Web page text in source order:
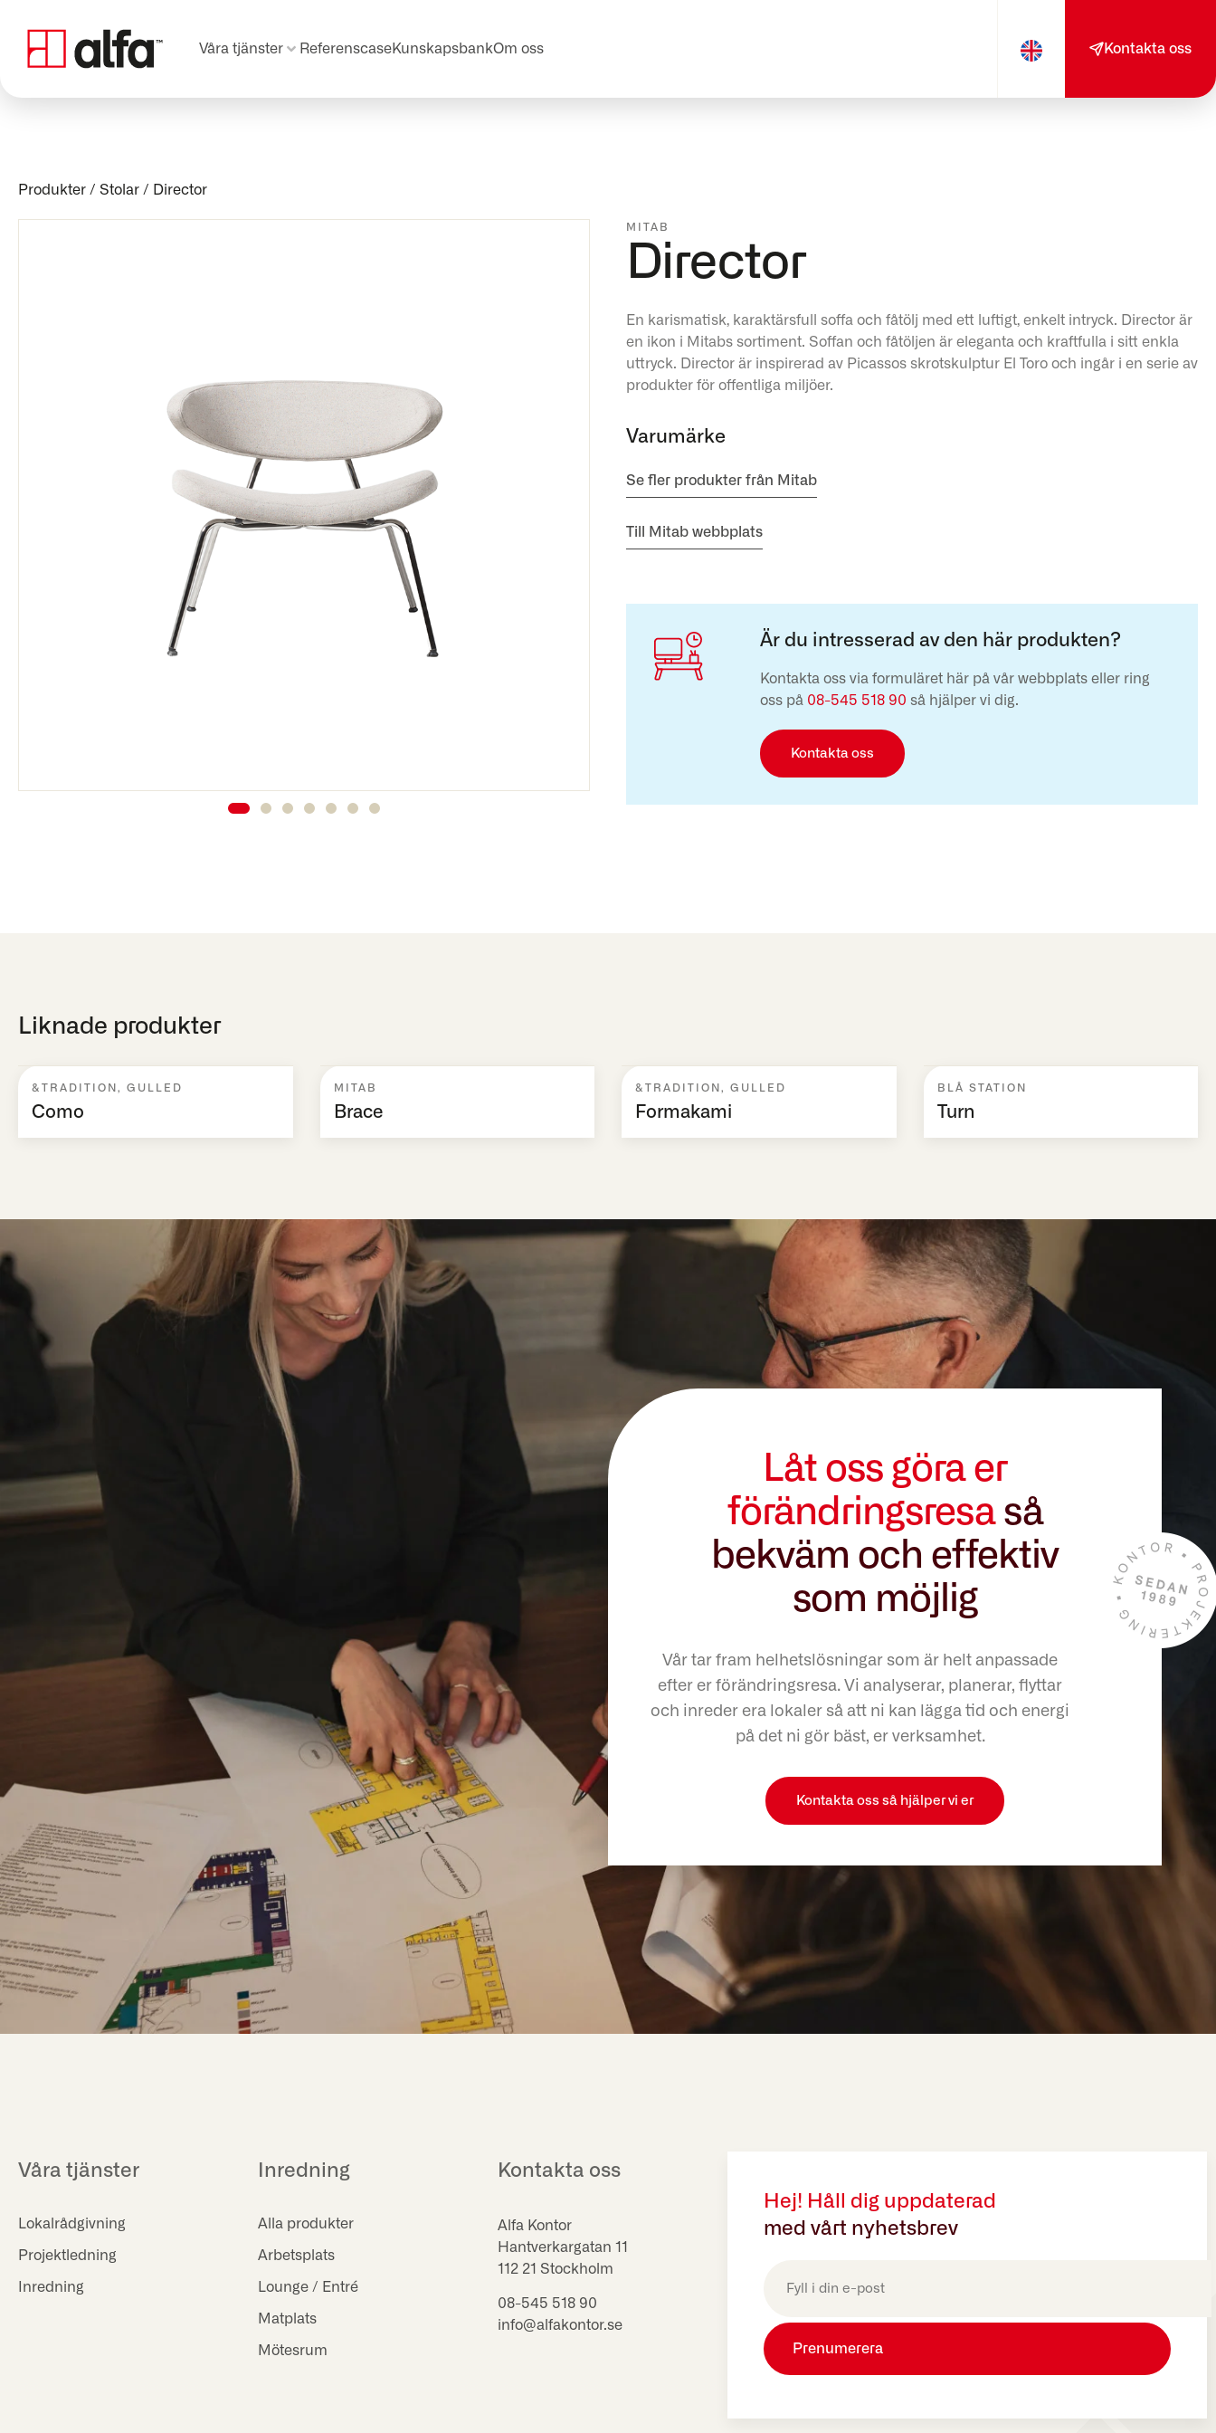
Våra tjänster ReferenscaseKunskapsbankOm oss Kontakta oss
Produkter / Stolar / Director
MITAB
Director
En karismatisk, karaktärsfull soffa och fåtölj med ett luftigt, enkelt intryck. Director är
en ikon i Mitabs sortiment. Soffan och fåtöljen är eleganta och kraftfulla i sitt enkla
uttryck. Director är inspirerad av Picassos skrotskulptur El Toro och ingår i en serie av
produkter för offentliga miljöer.
Varumärke
Se fler produkter från Mitab
Till Mitab webbplats
Är du intresserad av den här produkten?
Kontakta oss via formuläret här på vår webbplats eller ring
oss på 08-545 518 90 så hjälper vi dig.
Kontakta oss
Liknade produkter
&TRADITION , GULLED
Como
MITAB
Brace
&TRADITION , GULLED
Formakami
BLÅ STATION
Turn
Låt oss göra er
förändringsresa så
bekväm och effektiv
som möjlig
Vår tar fram helhetslösningar som är helt anpassade
efter er förändringsresa. Vi analyserar, planerar, flyttar
och inreder era lokaler så att ni kan lägga tid och energi
på det ni gör bäst, er verksamhet.
Kontakta oss så hjälper vi er
Våra tjänster
Lokalrådgivning
Projektledning
Inredning
Inredning
Alla produkter
Arbetsplats
Lounge / Entré
Matplats
Mötesrum
Kontakta oss
Alfa Kontor
Hantverkargatan 11
112 21 Stockholm
08-545 518 90
info@alfakontor.se
Hej! Håll dig uppdaterad
med vårt nyhetsbrev
post
(Obligatoriskt)